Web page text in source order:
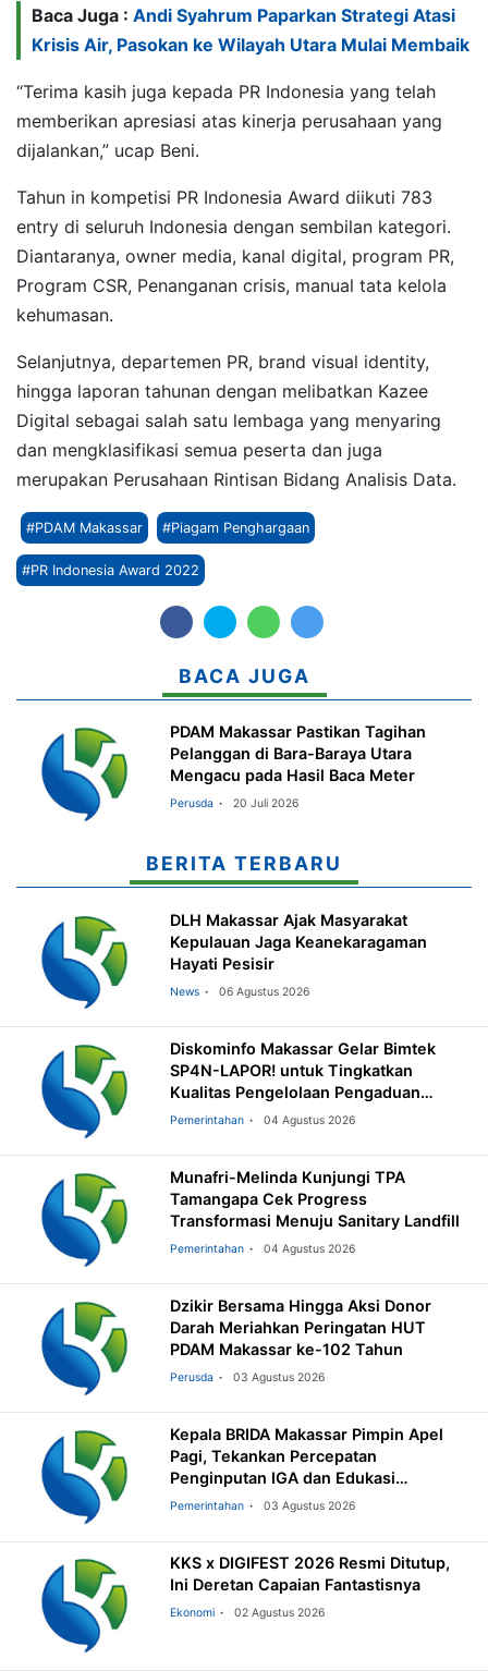
Baca Juga : Andi Syahrum Paparkan Strategi Atasi
Krisis Air, Pasokan ke Wilayah Utara Mulai Membaik
“Terima kasih juga kepada PR Indonesia yang telah
memberikan apresiasi atas kinerja perusahaan yang
dijalankan,” ucap Beni.
Tahun in kompetisi PR Indonesia Award diikuti 783
entry di seluruh Indonesia dengan sembilan kategori.
Diantaranya, owner media, kanal digital, program PR,
Program CSR, Penanganan crisis, manual tata kelola
kehumasan.
Selanjutnya, departemen PR, brand visual identity,
hingga laporan tahunan dengan melibatkan Kazee
Digital sebagai salah satu lembaga yang menyaring
dan mengklasifikasi semua peserta dan juga
merupakan Perusahaan Rintisan Bidang Analisis Data.
#PDAM Makassar #Piagam Penghargaan
#PR Indonesia Award 2022
BACA JUGA
PDAM Makassar Pastikan Tagihan
Pelanggan di Bara-Baraya Utara
Mengacu pada Hasil Baca Meter
Perusda 20 Juli 2026
BERITA TERBARU
DLH Makassar Ajak Masyarakat
Kepulauan Jaga Keanekaragaman
Hayati Pesisir
News 06 Agustus 2026
Diskominfo Makassar Gelar Bimtek
SP4N-LAPOR! untuk Tingkatkan
Kualitas Pengelolaan Pengaduan
Masyarakat
Pemerintahan 04 Agustus 2026
Munafri-Melinda Kunjungi TPA
Tamangapa Cek Progress
Transformasi Menuju Sanitary Landfill
Pemerintahan 04 Agustus 2026
Dzikir Bersama Hingga Aksi Donor
Darah Meriahkan Peringatan HUT
PDAM Makassar ke-102 Tahun
Perusda 03 Agustus 2026
Kepala BRIDA Makassar Pimpin Apel
Pagi, Tekankan Percepatan
Penginputan IGA dan Edukasi
Pemilahan Sampah
Pemerintahan 03 Agustus 2026
KKS x DIGIFEST 2026 Resmi Ditutup,
Ini Deretan Capaian Fantastisnya
Ekonomi 02 Agustus 2026